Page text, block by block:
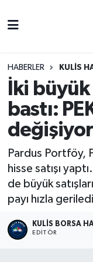
HABERLER KULİS
İki
bastı:
değişiyor
Pardus Portföy,
hisse satışı
de büyük
payı hızla
KULIS BORSA
EDITÖR
Kulis Haber
Halka Arzlar
Ekonomi
Süper Lig
Tüm
Son Dakika
Haber Arşivi